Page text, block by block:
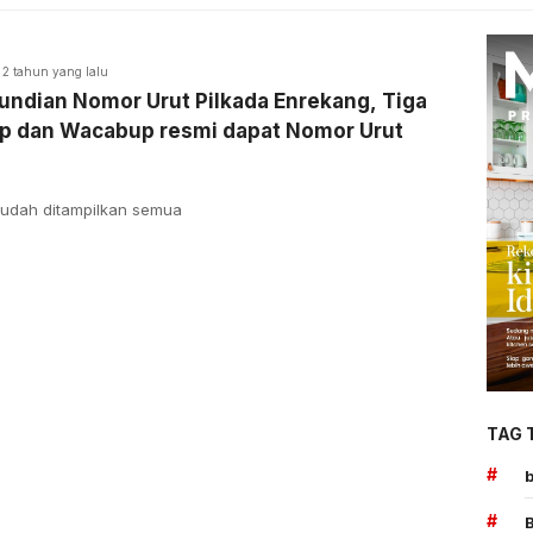
2 tahun yang lalu
Nomor Urut Pilkada Enrekang, Tiga
dan Wacabup resmi dapat Nomor Urut
ditampilkan semua
TAG
#
#